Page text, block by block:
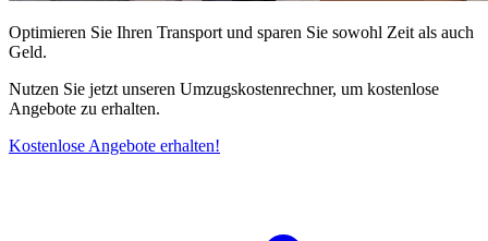
Optimieren Sie Ihren Transport und sparen Sie sowohl Zeit als auch
Geld.
Nutzen Sie jetzt unseren Umzugskostenrechner, um kostenlose
Angebote zu erhalten.
Kostenlose Angebote erhalten!